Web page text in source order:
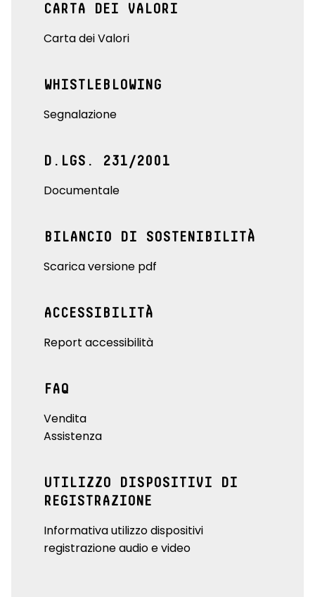
CARTA DEI VALORI
Carta dei Valori
WHISTLEBLOWING
Segnalazione
D.LGS. 231/2001
Documentale
BILANCIO DI SOSTENIBILITÀ
Scarica versione pdf
ACCESSIBILITÀ
Report accessibilità
FAQ
Vendita
Assistenza
UTILIZZO DISPOSITIVI DI
REGISTRAZIONE
Informativa utilizzo dispositivi
registrazione audio e video